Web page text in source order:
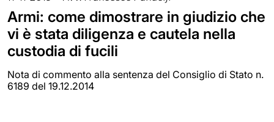
Armi: come dimostrare in giudizio che
vi è stata diligenza e cautela nella
custodia di fucili
Nota di commento alla sentenza del Consiglio di Stato n.
6189 del 19.12.2014